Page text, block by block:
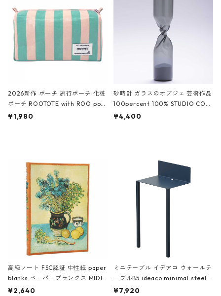
ーガンディー、オフホワイト
2026新作 ポーチ 旅行ポーチ 化粧
ポーチ ROOTOTE with ROO pou
ch 3532 ルートート WR.ポーチ.ラ
¥1,980
砂時計 ガラスのオブジェ 芸術作品
100percent 100% STUDIO COH
AKU Timeless 100パーセント ス
¥4,400
高級ノート FSC認証 中性紙 paper
blanks ペーパーブランクス MIDI
ハードカバー 罫線 ヴァン・ゴッホ
¥2,640
ミニテーブル イデアコ ウォールテ
ーブルB5 ideaco minimal steel f
urniture WALL Table B5 ネイビー
¥7,920